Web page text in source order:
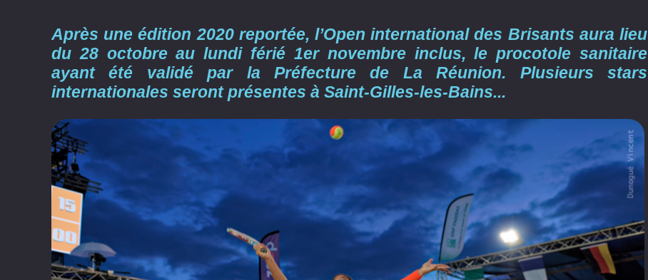
Après une édition 2020 reportée, l’Open international des Brisants aura lieu
du 28 octobre au lundi férié 1er novembre inclus, le procotole sanitaire
ayant été validé par la Préfecture de La Réunion. Plusieurs stars
internationales seront présentes à Saint-Gilles-les-Bains...